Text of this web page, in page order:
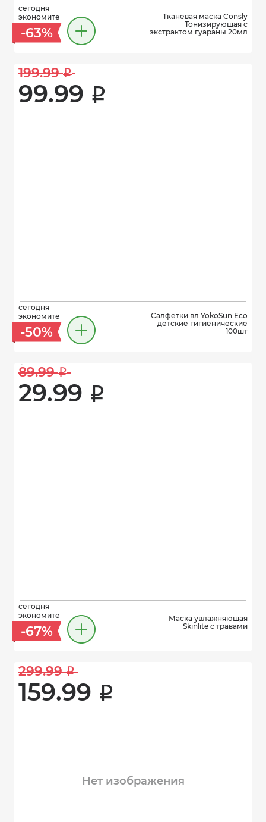
сегодня
экономите
-63%
Тканевая маска Consly
Тонизирующая с
экстрактом гуараны 20мл
199.99 i
99.99 i
сегодня
экономите
-50%
Салфетки вл YokoSun Eco
детские гигиенические
100шт
89.99 i
29.99 i
сегодня
экономите
-67%
Маска увлажняющая
Skinlite с травами
299.99 i
159.99 i
Нет изображения